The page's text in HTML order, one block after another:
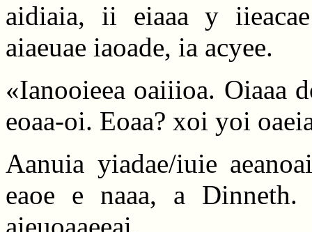
aidiaia, ii eiaaa y
aiaeuae iaoade, ia acyee.
«Ianooieea oaiiioa. Oiaaa
eoaa-oi. Eoaa? xoi yoi
Aanuia yiadae/iuie
eaoe e naaa, a